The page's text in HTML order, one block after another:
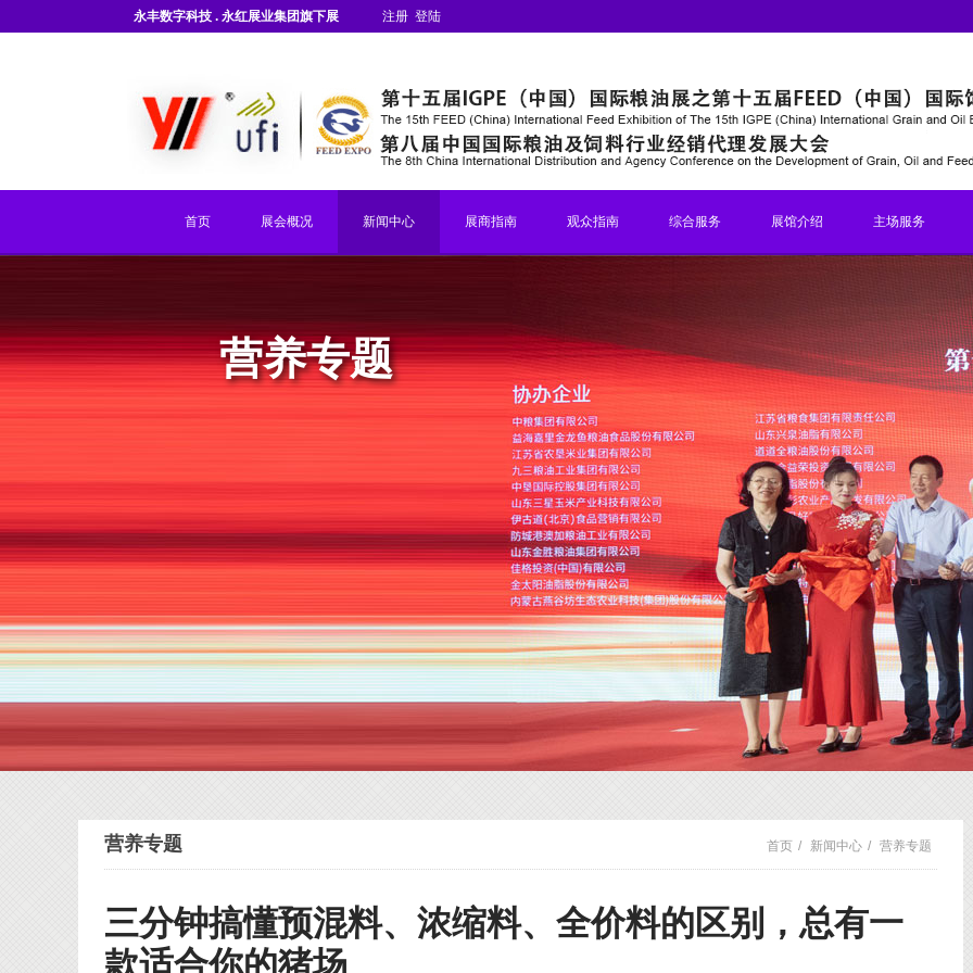
永丰数字科技 . 永红展业集团旗下展 注册 登陆
首页 展会概况 新闻中心 展商指南 观众指南 综合服务 展馆介绍 主场服务
营养专题
营养专题 首页 / 新闻中心 / 营养专题
三分钟搞懂预混料、浓缩料、全价料的区别，总有一
款适合你的猪场